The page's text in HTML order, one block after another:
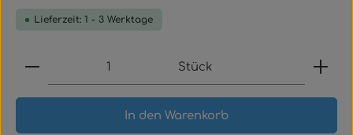
Lieferzeit: 1 - 3 Werktage
Produkt Anzahl: Gib den gewünschten Wert
Stück
In den Warenkorb